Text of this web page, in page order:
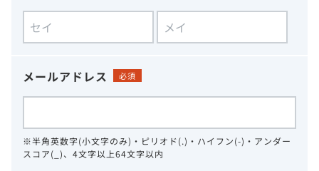
メールアドレス 必須
※半角英数字(小文字のみ)・ピリオド(.)・ハイフン(-)・アンダー
スコア(_)、4文字以上64文字以内